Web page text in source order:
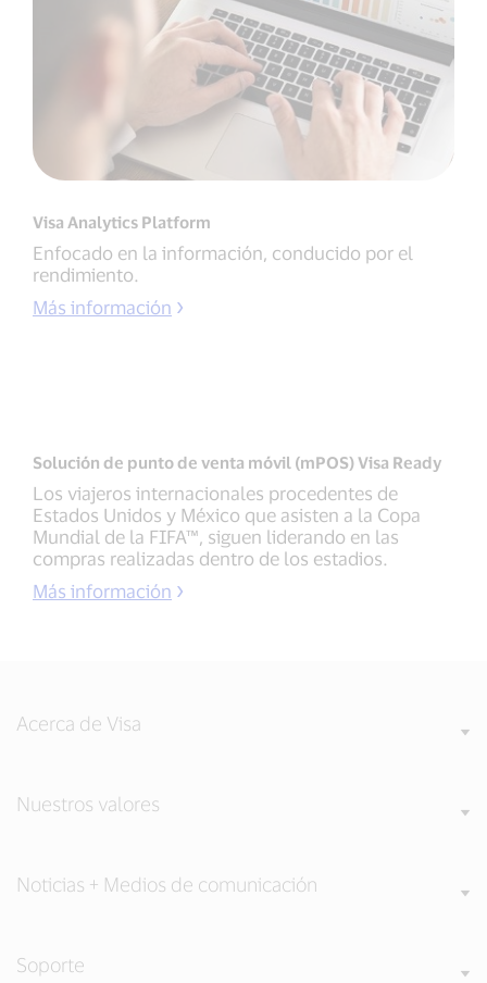
Visa Analytics Platform
Enfocado en la información, conducido por el
rendimiento.
Más información
Solución de punto de venta móvil (mPOS) Visa Ready
Los viajeros internacionales procedentes de
Estados Unidos y México que asisten a la Copa
Mundial de la FIFA™, siguen liderando en las
compras realizadas dentro de los estadios.
Más información
Acerca de Visa
Nuestros valores
Noticias + Medios de comunicación
Soporte